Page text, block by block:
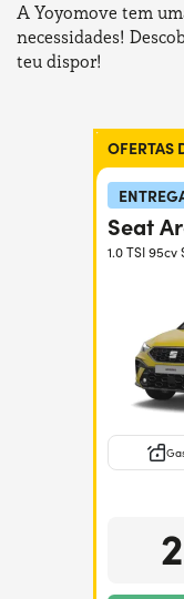
Precisa de
A Yoyomove tem
necessidades!
teu dispor!
OFERTAS
Seat
1.0 TSI 95cv